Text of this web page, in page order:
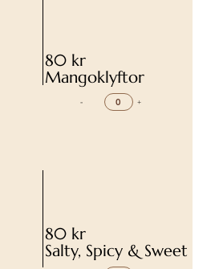
80 kr
Mangoklyftor
- +
80 kr
Salty, Spicy & Sweet